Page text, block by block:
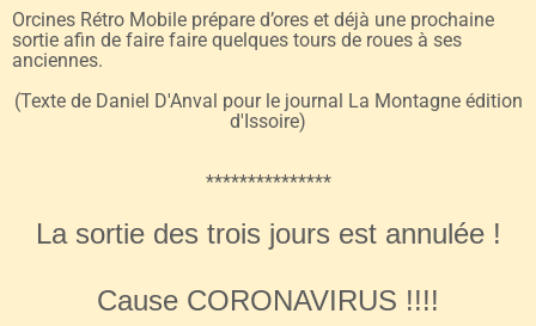
Orcines Rétro Mobile prépare d’ores et déjà une prochaine
sortie afin de faire faire quelques tours de roues à ses
anciennes.
(Texte de Daniel D'Anval pour le journal La Montagne édition
d'Issoire)
***************
La sortie des trois jours est annulée !
Cause CORONAVIRUS !!!!